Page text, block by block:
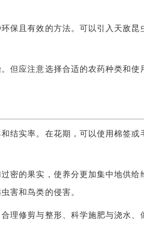
且有效的方法。可以引入天敌昆
应注意选择合适的农药种类和使
结实率。在花期，可以使用棉签或
密的果实，使养分更加集中地供给
害和鸟类的侵害。
理修剪与整形、科学施肥与浇水、